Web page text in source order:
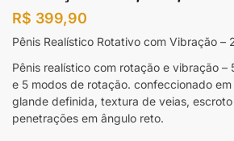
R$ 399,90
Pênis Realístico Rotativo com Vibração –
Pênis realístico com rotação e vibração –
e 5 modos de rotação. confeccionado
glande definida, textura de veias,
penetrações em ângulo reto.